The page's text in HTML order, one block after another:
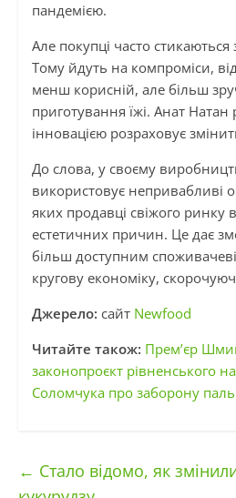
пандемією.
Але покупці часто стикаються
Тому йдуть на компроміси,
менш корисній, але більш
приготування їжі. Анат Натан
інновацією розраховує
До слова, у своєму
використовує непривабливі
яких продавці свіжого ринку
естетичних причин. Це дає
більш доступним
кругову економіку,
Джерело: сайт Newfood
Читайте також: Прем’єр
законопроєкт рівненського
Соломчука про заборону
← Стало відомо, як